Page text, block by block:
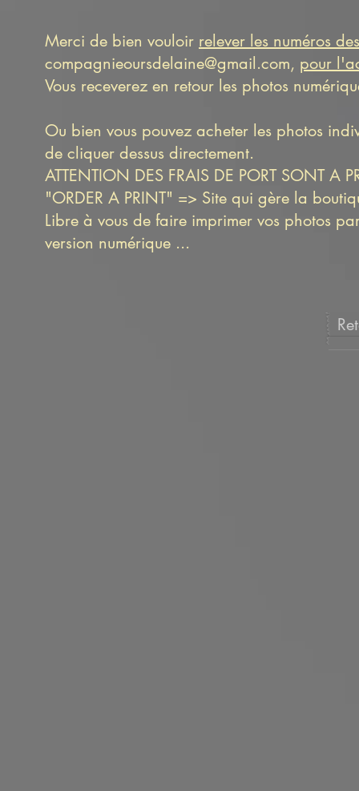
Merci de bien vouloir relever les numéros
compagnieoursdelaine@gmail.com, pour
Vous receverez en retour les photos
Ou bien vous pouvez acheter les photos
de cliquer dessus directement.
ATTENTION DES FRAIS DE PORT SONT A
"ORDER A PRINT" => Site qui gère la
Libre à vous de faire imprimer vos photos
version numérique ...